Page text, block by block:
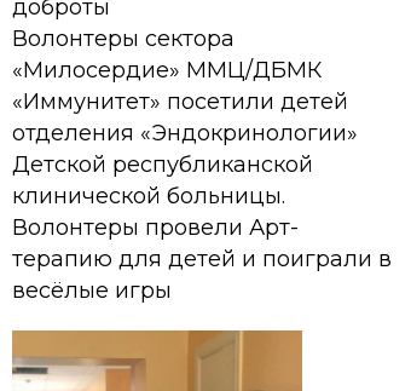
доброты
Волонтеры сектора
«Милосердие» ММЦ/ДБМК
«Иммунитет» посетили детей
отделения «Эндокринологии»
Детской республиканской
клинической больницы.
Волонтеры провели Арт-
терапию для детей и поиграли в
весёлые игры